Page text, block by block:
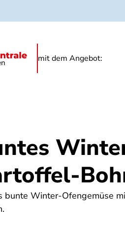
mit dem Angebot:
Schule
bunte Winter-Ofengemüse